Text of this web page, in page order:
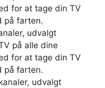
for at tage din TV
på farten.
udvalgt
på alle dine
for at tage din TV
på farten.
udvalgt